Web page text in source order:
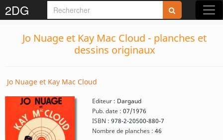
2DG
Jo Nuage et Kay Mac Cloud - planches et
dessins originaux
Jo Nuage et Kay Mac Cloud
Editeur : Dargaud
Pub. date : 07/1976
ISBN : 978-2-20500-880-7
Nombre de planches : 46